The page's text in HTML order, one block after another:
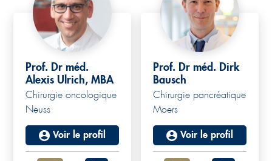
Prof. Dr méd.
Alexis Ulrich, MBA
Chirurgie oncologique
Neuss
Voir le profil
Prof. Dr méd. Dirk
Bausch
Chirurgie pancréatique
Moers
Voir le profil